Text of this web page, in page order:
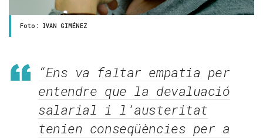
Foto: IVAN GIMÉNEZ
“Ens va faltar empatia per
entendre que la devaluació
salarial i l’austeritat
tenien conseqüències per a